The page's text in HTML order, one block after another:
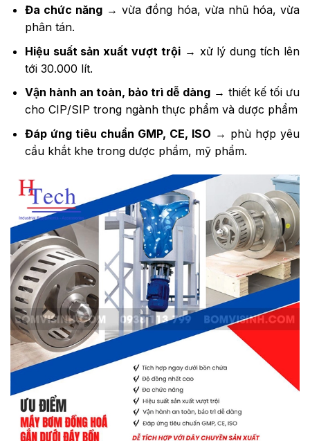
Đa chức năng → vừa đồng hóa, vừa nhũ hóa, vừa
phân tán.
Hiệu suất sản xuất vượt trội→ xử lý dung tích lên
tới 30.000 lít.
Vận hành an toàn, bảo trì dễ dàng→ thiết kế tối ưu
cho CIP/SIP trong ngành thực phẩm và dược phẩm
Đáp ứng tiêu chuẩn GMP, CE, ISO → phù hợp yêu
cầu khắt khe trong dược phẩm, mỹ phẩm.